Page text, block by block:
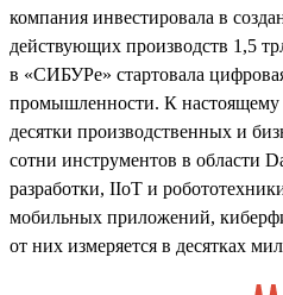
компания инвестировала в
действующих производств 1,5
в «СИБУРе» стартовала
промышленности. К
десятки производственных и
сотни инструментов в области
разработки, IIoT и
мобильных приложений,
от них измеряется в десятках